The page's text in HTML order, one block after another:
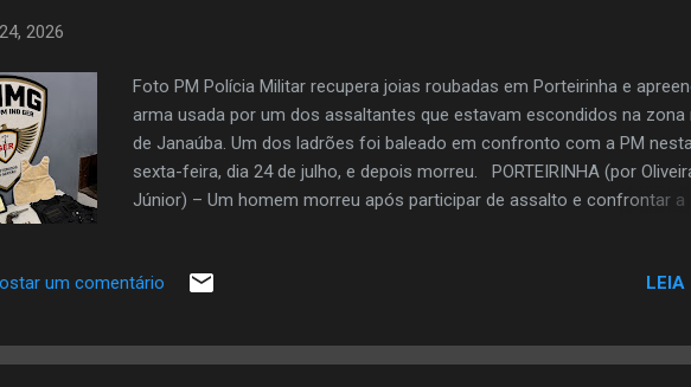
2026
Foto PM Polícia Militar recupera joias roubadas em Porteirinha e
arma usada por um dos assaltantes que estavam escondidos na zona
de Janaúba. Um dos ladrões foi baleado em confronto com a PM
sexta-feira, dia 24 de julho, e depois morreu. PORTEIRINHA (por
Júnior) – Um homem morreu após participar de assalto e confrontar a
assaltantes estavam escondidos na zona rural de Janaúba, distante
esconderijo da quadrilha. Os ladrões se encontravam em Porteirinha
roubaram peças de ouro e ainda agiram com violência contra as
um comentário LEIA